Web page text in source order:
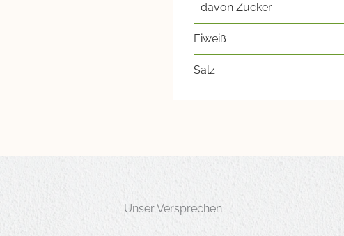
davon Zucker
Eiweiß
Salz
Unser Versprechen